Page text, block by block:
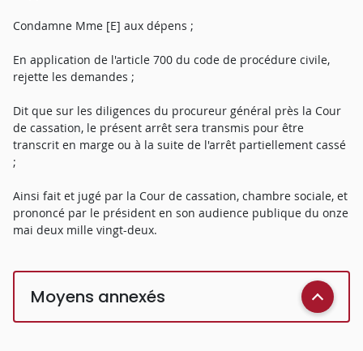
Condamne Mme [E] aux dépens ;
En application de l'article 700 du code de procédure civile,
rejette les demandes ;
Dit que sur les diligences du procureur général près la Cour
de cassation, le présent arrêt sera transmis pour être
transcrit en marge ou à la suite de l'arrêt partiellement cassé
;
Ainsi fait et jugé par la Cour de cassation, chambre sociale, et
prononcé par le président en son audience publique du onze
mai deux mille vingt-deux.
Moyens annexés